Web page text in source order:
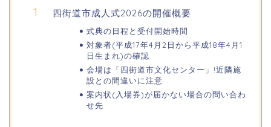
千葉銀行ゴールデンウィーク2026の
ATMの営業日(休み)まとめ!
海遊館GW(ゴールデンウィーク)の混
雑(混み具合)状況はどうなる?
四街道市成人式2026の開催概要
式典の日程と受付開始時間
対象者(平成17年4月2日から平成18年4月1
日生まれ)の確認
会場は「四街道市文化センター」!近隣施
設との間違いに注意
案内状(入場券)が届かない場合の問い合わ
せ先